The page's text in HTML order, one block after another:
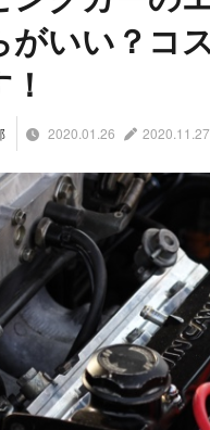
がいい？コ
2020.01.26 2020.11.27